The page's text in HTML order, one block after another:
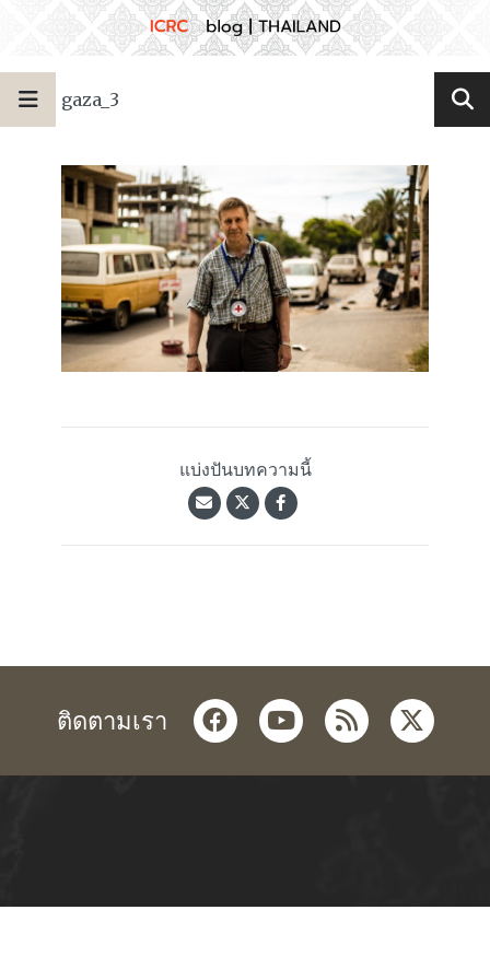
gaza_3
แบ่งปันบทความนี้
ติดตามเรา facebookyoutube
rss twitter